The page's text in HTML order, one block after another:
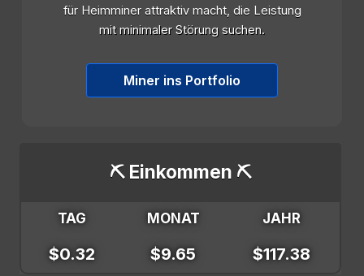
für Heimminer attraktiv macht, die Leistung
mit minimaler Störung suchen.
Miner ins Portfolio
⛏️ Einkommen ⛏️
TAG MONAT JAHR
$0.32 $9.65 $117.38